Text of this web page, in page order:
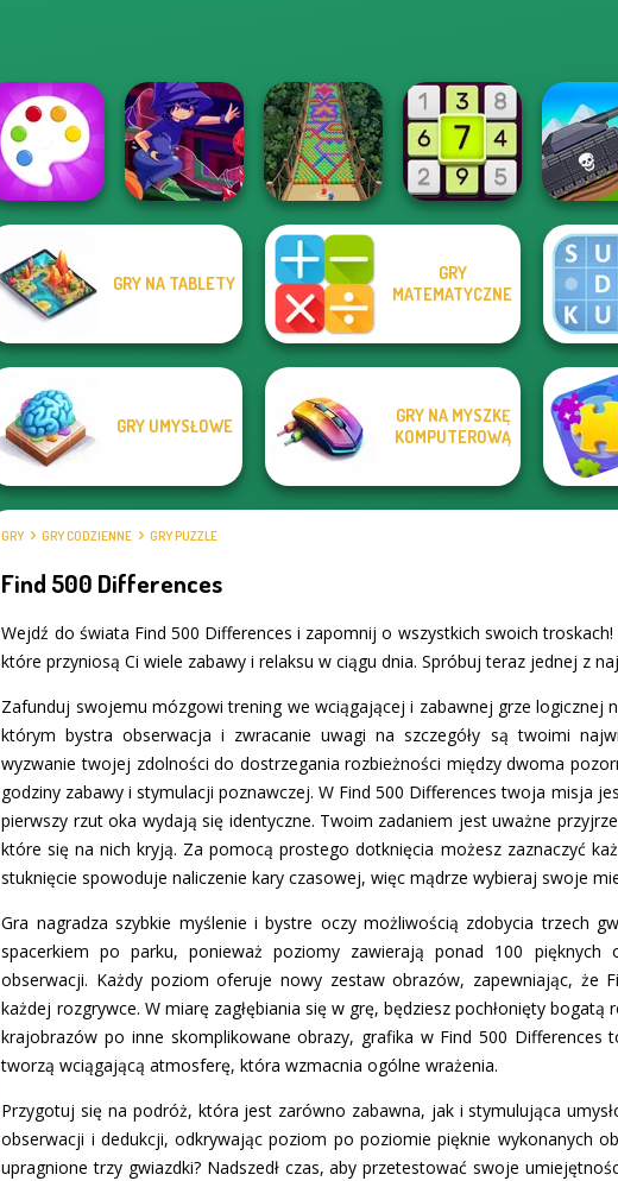
Fun Colors Bubble Fall Daily Sudoku
Tanks
Wars
GRY NA TABLETY
GRY
MATEMATYCZNE
GRY UMYSŁOWE
GRY NA MYSZKĘ
KOMPUTEROWĄ
GRY GRY CODZIENNE GRY PUZZLE
Find 500 Differences
Wejdź do świata Find 500 Differences i zapomnij o wszystkich swoich
które przyniosą Ci wiele zabawy i relaksu w ciągu dnia. Spróbuj teraz jednej z
Zafunduj swojemu mózgowi trening we wciągającej i zabawnej grze logicznej
którym bystra obserwacja i zwracanie uwagi na szczegóły są twoimi
wyzwanie twojej zdolności do dostrzegania rozbieżności między dwoma
godziny zabawy i stymulacji poznawczej. W Find 500 Differences twoja misja
pierwszy rzut oka wydają się identyczne. Twoim zadaniem jest uważne
które się na nich kryją. Za pomocą prostego dotknięcia możesz zaznaczyć
stuknięcie spowoduje naliczenie kary czasowej, więc mądrze wybieraj swoje
Gra nagradza szybkie myślenie i bystre oczy możliwością zdobycia trzech
spacerkiem po parku, ponieważ poziomy zawierają ponad 100
obserwacji. Każdy poziom oferuje nowy zestaw obrazów, zapewniając, że
każdej rozgrywce. W miarę zagłębiania się w grę, będziesz pochłonięty
krajobrazów po inne skomplikowane obrazy, grafika w Find 500 Differences
tworzą wciągającą atmosferę, która wzmacnia ogólne wrażenia.
Przygotuj się na podróż, która jest zarówno zabawna, jak i stymulująca
obserwacji i dedukcji, odkrywając poziom po poziomie pięknie wykonanych
upragnione trzy gwiazdki? Nadszedł czas, aby przetestować swoje